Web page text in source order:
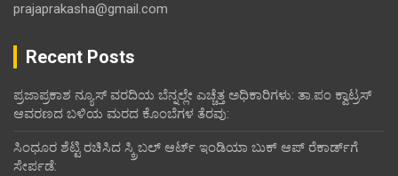
prajaprakasha@gmail.com
Recent Posts
ಪ್ರಜಾಪ್ರಕಾಶ ನ್ಯೂಸ್ ವರದಿಯ ಬೆನ್ನಲ್ಲೇ ಎಚ್ಚೆತ್ತ ಅಧಿಕಾರಿಗಳು: ತಾ.ಪಂ ಕ್ವಾಟ್ರಸ್
ಆವರಣದ ಬಳಿಯ ಮರದ ಕೊಂಬೆಗಳ ತೆರವು:
ಸಿಂಧೂರ ಶೆಟ್ಟಿ ರಚಿಸಿದ ಸ್ಕ್ರಿಬಲ್ ಆರ್ಟ್ ಇಂಡಿಯಾ ಬುಕ್ ಆಪ್ ರೆಕಾರ್ಡ್‌ಗೆ
ಸೇರ್ಪಡೆ: